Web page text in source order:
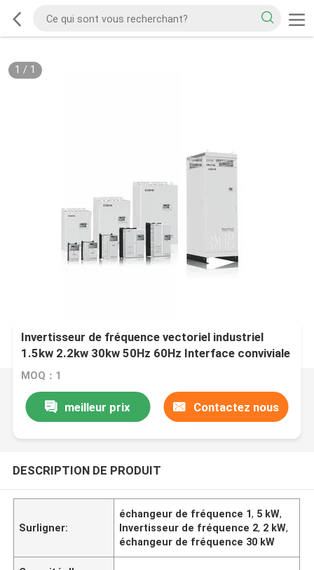
1 / 1
Invertisseur de fréquence vectoriel industriel
1.5kw 2.2kw 30kw 50Hz 60Hz Interface conviviale
MOQ：1
meilleur prix Contactez nous
DESCRIPTION DE PRODUIT
Surligner:
échangeur de fréquence 1, 5 kW,
Invertisseur de fréquence 2, 2 kW,
échangeur de fréquence 30 kW